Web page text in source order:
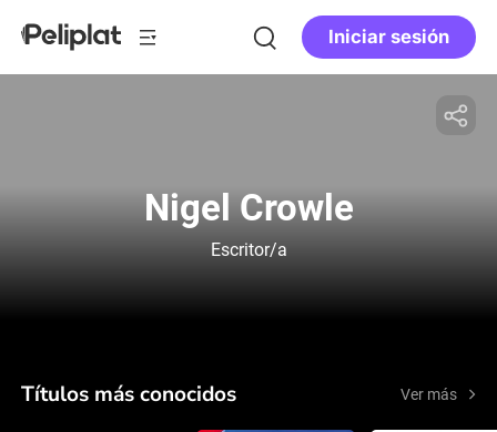
Iniciar sesión
Nigel Crowle
Escritor/a
Títulos más conocidos Ver más